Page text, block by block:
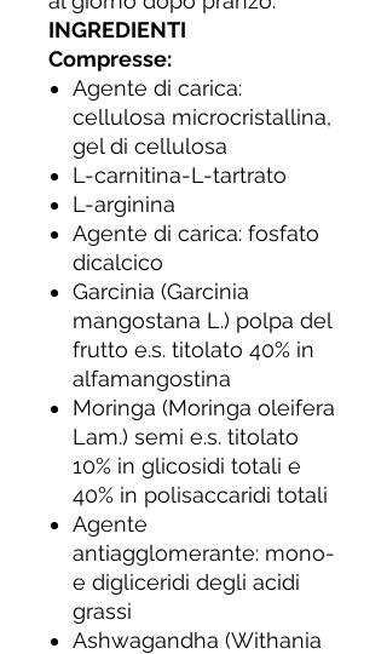
INGREDIENTI
Compresse:
Agente di carica:
cellulosa microcristallina,
gel di cellulosa
L-carnitina-L-tartrato
L-arginina
Agente di carica: fosfato
dicalcico
Garcinia (Garcinia
mangostana L.) polpa del
frutto e.s. titolato 40% in
alfamangostina
Moringa (Moringa oleifera
Lam.) semi e.s. titolato
10% in glicosidi totali e
40% in polisaccaridi totali
Agente
antiagglomerante: mono-
e digliceridi degli acidi
grassi
Ashwagandha (Withania